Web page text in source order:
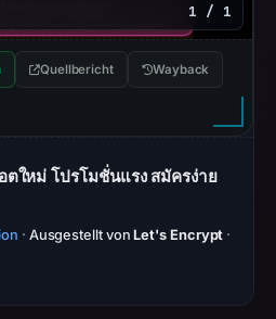
1 / 1
Quellbericht Wayback
ตใหม่ โปรโมชั่นแรง สมัครง่าย
· Ausgestellt vonLet's Encrypt ·